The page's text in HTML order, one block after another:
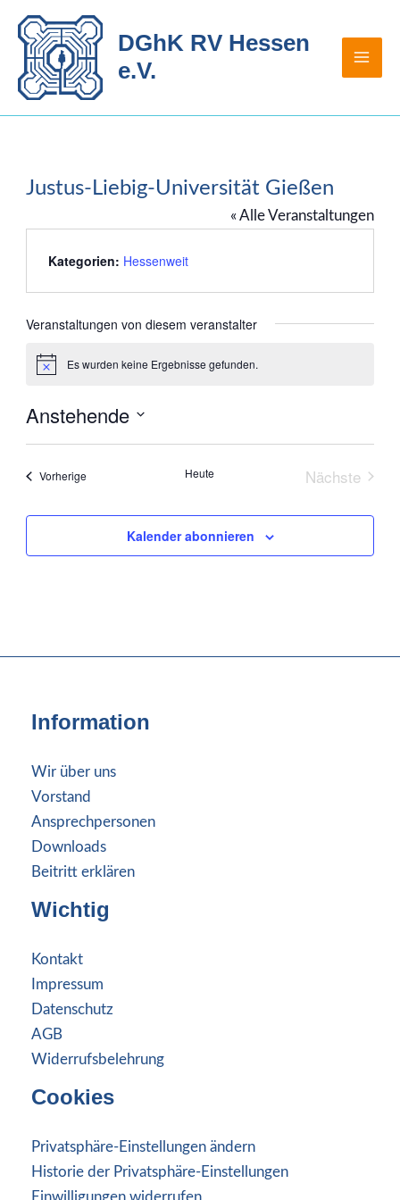
Inhalt
springen
DGhK RV Hessen
e.V.
Justus-Liebig-Universität Gießen
« Alle Veranstaltungen
Kategorien: Hessenweit
Veranstaltungen von diesem veranstalter
HinweisEs wurden keine Ergebnisse gefunden.
Anstehende
VorherigeVeranstaltungen Heute
Nächste
Kalender abonnieren
Information
Wir über uns
Vorstand
Ansprechpersonen
Downloads
Beitritt erklären
Wichtig
Kontakt
Impressum
Datenschutz
AGB
Widerrufsbelehrung
Cookies
Privatsphäre-Einstellungen ändern
Historie der Privatsphäre-Einstellungen
Einwilligungen widerrufen